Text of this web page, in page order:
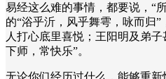
易经这么难的事情，都要说，“
的“浴乎沂，风乎舞雩，咏而归
人打心底里喜悦；王阳明及弟子
下师，常快乐”。
无论你们经历过什么，能够重新